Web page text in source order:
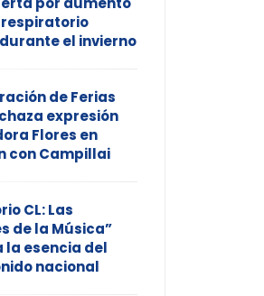
el invierno
de Ferias
expresión
Flores en
con Campillai
CL: Las
de la Música”
la esencia del
nacional